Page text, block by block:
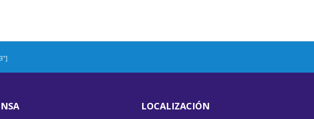
LOCALIZACIÓN